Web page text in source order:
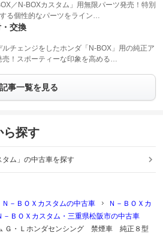
／N-BOXカスタム」用無限パーツ発売！特別
る個性的なパーツをライン…
交換
ルチェンジをしたホンダ「N-BOX」用の純正ア
売！スポーティーな印象を高める…
記事一覧を見る
ら探す
タム」の中古車を探す
Ｎ－ＢＯＸカスタムの中古車
Ｎ－ＢＯＸカ
－ＢＯＸカスタム・三重県松阪市の中古車
Ｇ・Ｌホンダセンシング 禁煙車 純正８型